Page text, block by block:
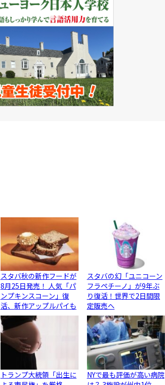
スタバ秋の新作フードが
8月25日発売！ 人気「パ
ンプキンスコーン」復
活、新作アップルパイも
スタバの幻「ユニコーン
フラペチーノ」が9年ぶ
り復活！世界で2日間限
定販売へ
トランプ大統領「出生に
NYで最も評価が高い病院